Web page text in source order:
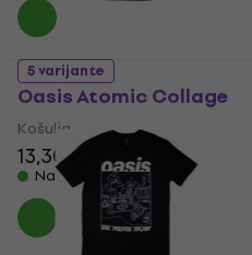
5 varijante
Oasis Atomic Collage
Košulja
13,30 € 13,50 €
Na skladištu